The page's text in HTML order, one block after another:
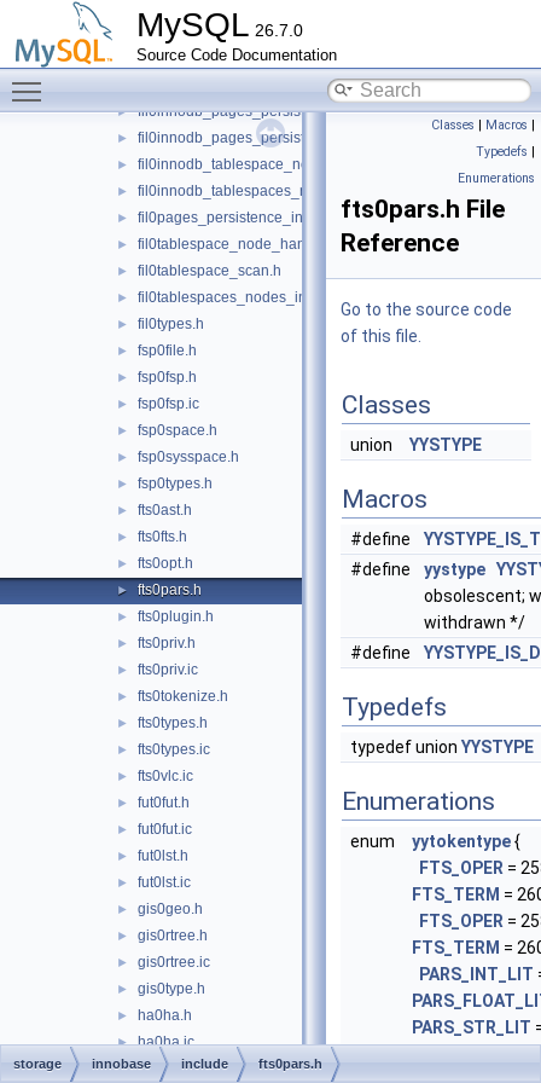
MySQL 26.7.0
Source Code Documentation
eval0proc.h
eval0proc.ic
► fil0innodb_pages_persistence.h
► fil0innodb_pages_persistence_sys_vars_handler.h
► fil0innodb_tablespace_node_handle.h
► fil0innodb_tablespaces_nodes.h
► fil0pages_persistence_interface.h
► fil0tablespace_node_handle_interface.h
► fil0tablespace_scan.h
► fil0tablespaces_nodes_interface.h
► fil0types.h
► fsp0file.h
► fsp0fsp.h
► fsp0fsp.ic
► fsp0space.h
► fsp0sysspace.h
► fsp0types.h
► fts0ast.h
► fts0fts.h
► fts0opt.h
► fts0pars.h
► fts0plugin.h
► fts0priv.h
► fts0priv.ic
► fts0tokenize.h
► fts0types.h
► fts0types.ic
► fts0vlc.ic
► fut0fut.h
► fut0fut.ic
► fut0lst.h
► fut0lst.ic
► gis0geo.h
► gis0rtree.h
► gis0rtree.ic
► gis0type.h
► ha0ha.h
► ha0ha.ic
► ha0storage.h
Classes | Macros |
Typedefs |
Enumerations
fts0pars.h File
Reference
Go to the source code
of this file.
Classes
union YYSTYPE
Macros
#define
#define
yystype
obsolescent;
withdrawn */
#define
Typedefs
typedef union YYSTYPE
Enumerations
enum yytokentype{
FTS_OPER =
FTS_TERM =
FTS_OPER =
FTS_TERM =
PARS_INT_LIT
PARS_STR_LIT
storage innobase include fts0pars.h